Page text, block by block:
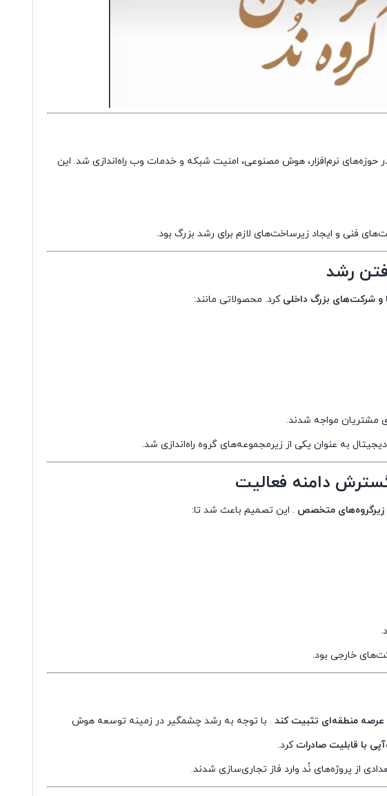
حوزه‌های نرم‌افزار، هوش مصنوعی، امنیت شبکه و خدمات وب راه‌اندازی شد. این
فنی و ایجاد زیرساخت‌های لازم برای رشد بزرگ بود.
و شرکت‌های بزرگ داخلیکرد. محصولاتی مانند:
مشتریان مواجه شدند.
به عنوان یکی از زیرمجموعه‌های گروه راه‌اندازی شد.
زیرگروه‌های متخصص . این تصمیم باعث شد تا:
خارجی بود.
منطقه‌ای تثبیت کند . با توجه به رشد چشمگیر در زمینه توسعه هوش
با قابلیت صادراتکرد.
از پروژه‌های نُد وارد فاز تجاری‌سازی شدند.